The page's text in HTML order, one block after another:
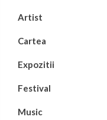
Artist
Cartea
Expozitii
Festival
Music